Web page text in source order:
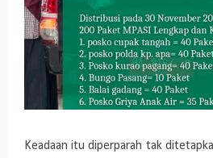
Keadaan itu diperparah tak